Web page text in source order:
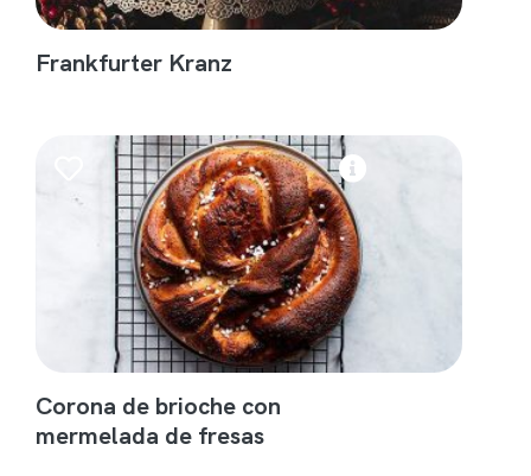
Frankfurter Kranz
Corona de brioche con
mermelada de fresas